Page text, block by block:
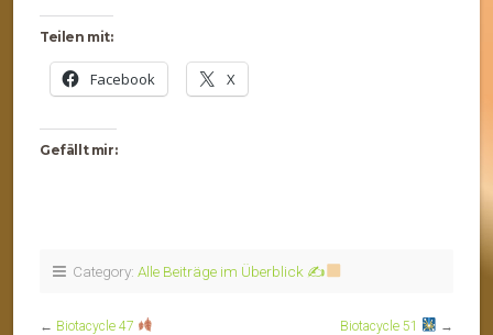
Teilen mit:
Facebook X
Gefällt mir:
Category: Alle Beiträge im Überblick ✍
← Biotacycle 47 Biotacycle 51 →